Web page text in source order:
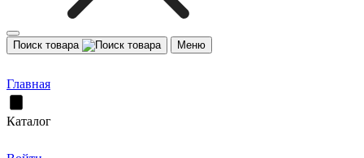
Поиск товара Меню
Главная
Каталог